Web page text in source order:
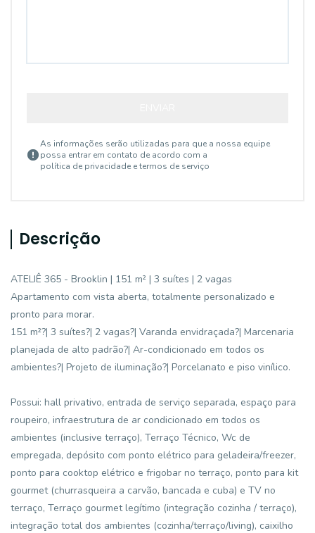
As informações serão utilizadas para que a nossa equipe
possa entrar em contato de acordo com a
política de privacidade e termos de serviço
Descrição
ATELIÊ 365 - Brooklin | 151 m² | 3 suítes | 2 vagas
Apartamento com vista aberta, totalmente personalizado e
pronto para morar.
151 m²?| 3 suítes?| 2 vagas?| Varanda envidraçada?| Marcenaria
planejada de alto padrão?| Ar-condicionado em todos os
ambientes?| Projeto de iluminação?| Porcelanato e piso vinílico.
Possui: hall privativo, entrada de serviço separada, espaço para
roupeiro, infraestrutura de ar condicionado em todos os
ambientes (inclusive terraço), Terraço Técnico, Wc de
empregada, depósito com ponto elétrico para geladeira/freezer,
ponto para cooktop elétrico e frigobar no terraço, ponto para kit
gourmet (churrasqueira a carvão, bancada e cuba) e TV no
terraço, Terraço gourmet legítimo (integração cozinha / terraço),
integração total dos ambientes (cozinha/terraço/living), caixilho